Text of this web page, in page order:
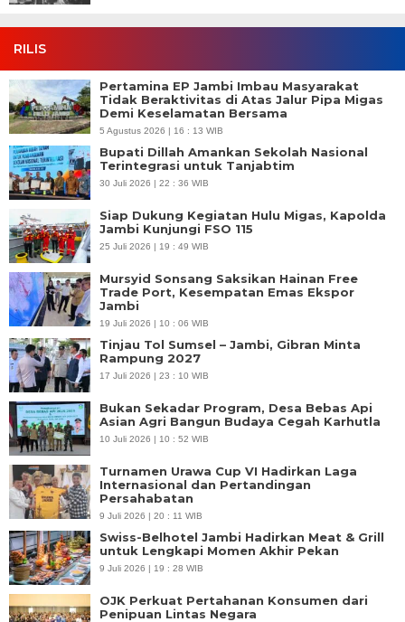
RILIS
Pertamina EP Jambi Imbau Masyarakat
Tidak Beraktivitas di Atas Jalur Pipa Migas
Demi Keselamatan Bersama
5 Agustus 2026 | 16 : 13 WIB
Bupati Dillah Amankan Sekolah Nasional
Terintegrasi untuk Tanjabtim
30 Juli 2026 | 22 : 36 WIB
Siap Dukung Kegiatan Hulu Migas, Kapolda
Jambi Kunjungi FSO 115
25 Juli 2026 | 19 : 49 WIB
Mursyid Sonsang Saksikan Hainan Free
Trade Port, Kesempatan Emas Ekspor
Jambi
19 Juli 2026 | 10 : 06 WIB
Tinjau Tol Sumsel – Jambi, Gibran Minta
Rampung 2027
17 Juli 2026 | 23 : 10 WIB
Bukan Sekadar Program, Desa Bebas Api
Asian Agri Bangun Budaya Cegah Karhutla
10 Juli 2026 | 10 : 52 WIB
Turnamen Urawa Cup VI Hadirkan Laga
Internasional dan Pertandingan
Persahabatan
9 Juli 2026 | 20 : 11 WIB
Swiss-Belhotel Jambi Hadirkan Meat & Grill
untuk Lengkapi Momen Akhir Pekan
9 Juli 2026 | 19 : 28 WIB
OJK Perkuat Pertahanan Konsumen dari
Penipuan Lintas Negara